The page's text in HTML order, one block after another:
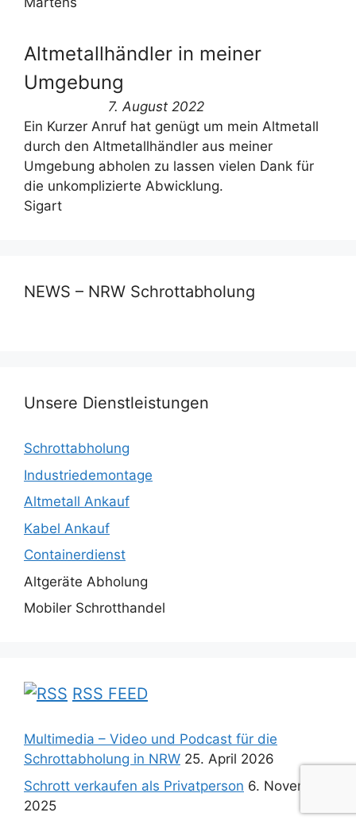
Altmetallhändler in meiner
Umgebung
7. August 2022
Ein Kurzer Anruf hat genügt um mein Altmetall
durch den Altmetallhändler aus meiner
Umgebung abholen zu lassen vielen Dank für
die unkomplizierte Abwicklung.
Sigart
NEWS – NRW Schrottabholung
Unsere Dienstleistungen
Schrottabholung
Industriedemontage
Altmetall Ankauf
Kabel Ankauf
Containerdienst
Altgeräte Abholung
Mobiler Schrotthandel
RSS FEED
Multimedia – Video und Podcast für die
Schrottabholung in NRW 25. April 2026
Schrott verkaufen als Privatperson 6. November
2025